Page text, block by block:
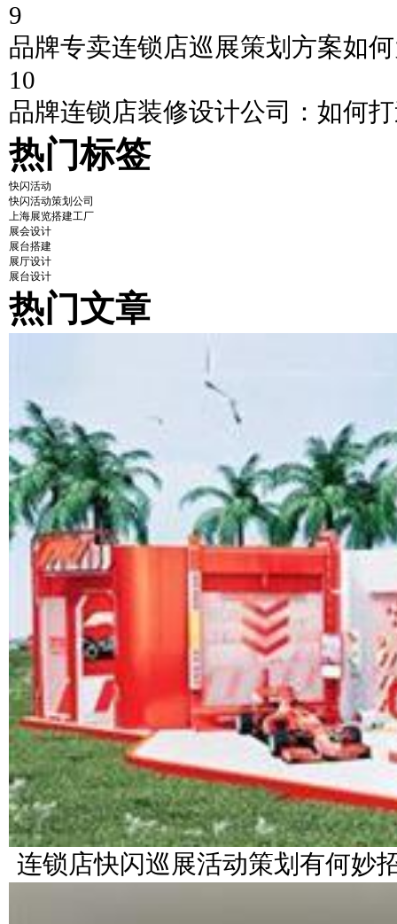
9
品牌专卖连锁店巡展策划方案如
10
品牌连锁店装修设计公司：如何
热门标签
快闪活动
快闪活动策划公司
上海展览搭建工厂
展会设计
展台搭建
展厅设计
展台设计
热门文章
连锁店快闪巡展活动策划有何妙